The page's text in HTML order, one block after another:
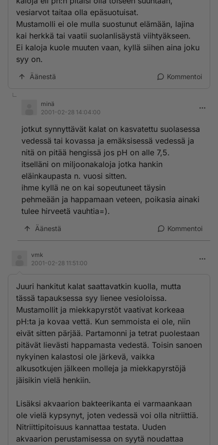
vesiarvot taitaa olla epäsuotuisat.
Mustamolli ei ole mulla suostunut elämään, lajina
kai herkkä tai vaatii suolanlisäystä viihtyäkseen.
Ei kaloja kuole muuten vaan, kyllä siihen aina joku
syy on.
Äänestä Kommentoi
minä
2001-02-28 14:04:00
jotkut synnyttävät kalat on kasvatettu suolasessa
vedessä tai kovassa ja emäksisessä vedessä ja
nitä on pitää hengissä jos pH on alle 7,5.
itselläni on miljoonakaloja jotka hankin
eläinkaupasta n. vuosi sitten.
ihme kyllä ne on kai sopeutuneet täysin
pehmeään ja happamaan veteen, poikasia ainaki
tulee hirveetä vauhtia=).
Äänestä Kommentoi
vmk
2001-02-28 11:51:00
Juuri hankitut kalat saattavatkin kuolla, mutta
tässä tapauksessa syy lienee vesioloissa.
Mustamollit ja miekkapyrstöt vaativat korkeaa
pH:ta ja kovaa vettä. Kun semmoista ei ole, niin
eivät sitten pärjää. Partamonni ja tetrat puolestaan
pitävät lievästi happamasta vedestä. Toisin sanoen
nykyinen kalastosi ole järkevä, vaikka
alkusotkujen jälkeen molleja ja miekkapyrstöjä
jäisikin vielä henkiin.
Lisäksi akvaarion bakteerikanta ei varmaankaan
ole vielä kypsynyt, joten vedessä voi olla nitriittiä.
Nitriittipitoisuus kannattaa testata. Uuden
akvaarion perustamisessa on syytä noudattaa